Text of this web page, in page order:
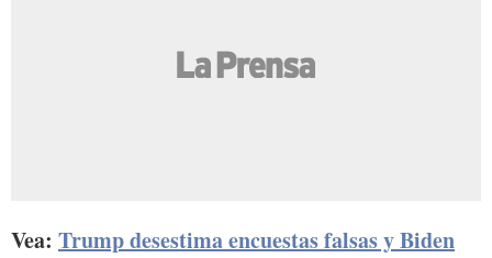
Vea: Trump desestima encuestas falsas y Biden